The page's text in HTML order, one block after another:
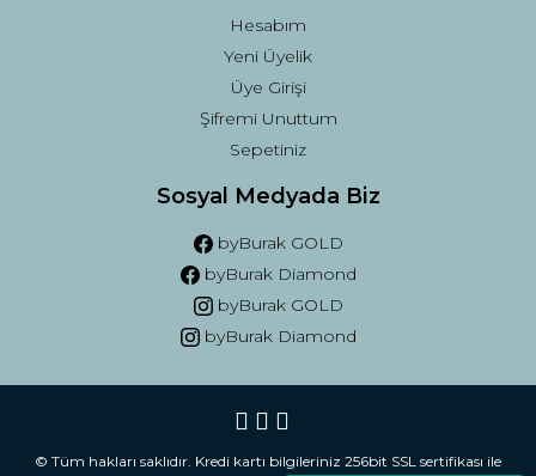
Hesabım
Yeni Üyelik
Üye Girişi
Şifremi Unuttum
Sepetiniz
Sosyal Medyada Biz
byBurak GOLD
byBurak Diamond
byBurak GOLD
byBurak Diamond
© Tüm hakları saklıdır. Kredi kartı bilgileriniz 256bit SSL sertifikası ile